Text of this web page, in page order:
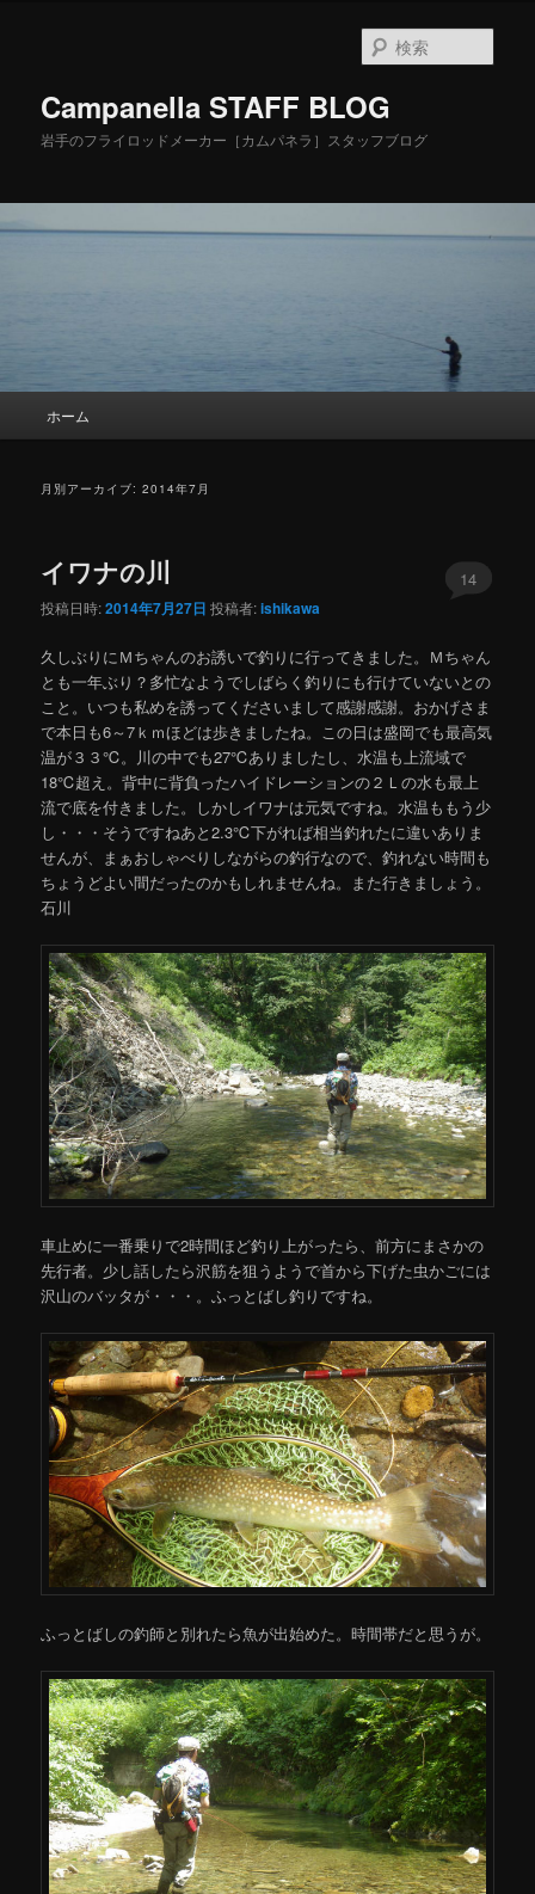
Campanella STAFF BLOG
岩手のフライロッドメーカー［カムパネラ］スタッフブログ
索
メ
コ
ン
テ
ン
ツ
へ
移
サ
ン
テ
ン
ツ
へ
移
動
ホーム
月別アーカイブ:2014年7月
イワナの川
投稿日時:2014年7月27日 投稿者:ishikawa
14
久しぶりにＭちゃんのお誘いで釣りに行ってきました。Ｍちゃん
とも一年ぶり？多忙なようでしばらく釣りにも行けていないとの
こと。いつも私めを誘ってくださいまして感謝感謝。おかげさま
で本日も6～7ｋｍほどは歩きましたね。この日は盛岡でも最高気
温が３３℃。川の中でも27℃ありましたし、水温も上流域で
18℃超え。背中に背負ったハイドレーションの２Ｌの水も最上
流で底を付きました。しかしイワナは元気ですね。水温ももう少
し・・・そうですねあと2.3℃下がれば相当釣れたに違いありま
せんが、まぁおしゃべりしながらの釣行なので、釣れない時間も
ちょうどよい間だったのかもしれませんね。また行きましょう。
石川
車止めに一番乗りで2時間ほど釣り上がったら、前方にまさかの
先行者。少し話したら沢筋を狙うようで首から下げた虫かごには
沢山のバッタが・・・。ふっとばし釣りですね。
ふっとばしの釣師と別れたら魚が出始めた。時間帯だと思うが。